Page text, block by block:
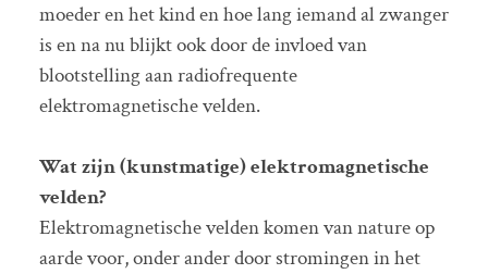
moeder en het kind en hoe lang iemand al zwanger
is en na nu blijkt ook door de invloed van
blootstelling aan radiofrequente
elektromagnetische velden.
Wat zijn (kunstmatige) elektromagnetische
velden?
Elektromagnetische velden komen van nature op
aarde voor, onder ander door stromingen in het